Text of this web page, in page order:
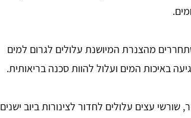
מהצנרת המיושנת עלולים לגרום למים
באיכות המים ועלול להוות סכנה בריאותית.
שורשי עצים עלולים לחדור לצינורות ביוב ישנים